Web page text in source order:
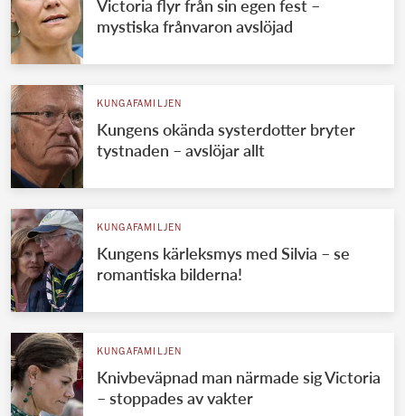
Victoria flyr från sin egen fest –
mystiska frånvaron avslöjad
KUNGAFAMILJEN
Kungens okända systerdotter bryter
tystnaden – avslöjar allt
KUNGAFAMILJEN
Kungens kärleksmys med Silvia – se
romantiska bilderna!
KUNGAFAMILJEN
Knivbeväpnad man närmade sig Victoria
– stoppades av vakter